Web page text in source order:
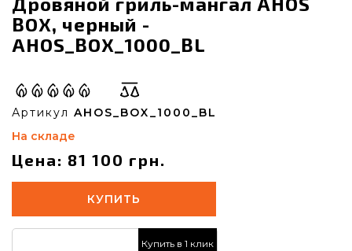
BOX, черный -
AHOS_BOX_1000_BL
Артикул AHOS_BOX_1000_BL
На складе
Цена: 81 100 грн.
КУПИТЬ
Купить в 1 клик